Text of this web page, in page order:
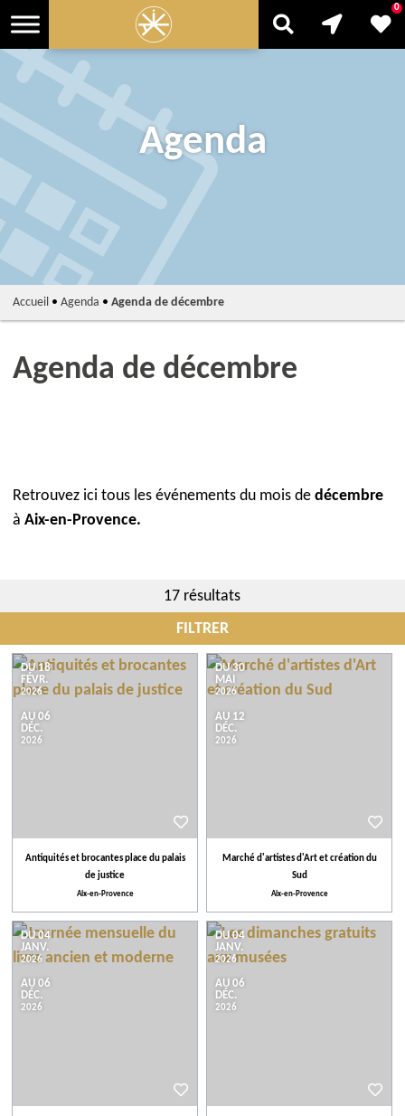
Agenda
0
Accueil• Agenda • Agenda de décembre
Agenda de décembre
Retrouvez ici tous les événements du mois de décembre
à Aix-en-Provence.
17 résultats
FILTRER
Évènements
Notre sélection
DU 18
FÉVR.
2026
AU 06
DÉC.
2026
Antiquités et brocantes place du palais
de justice
Aix-en-Provence
DU 30
MAI
2026
AU 12
DÉC.
2026
Marché d'artistes d'Art et création du
Sud
Aix-en-Provence
DU 04
JANV.
2026
AU 06
DÉC.
2026
DU 04
JANV.
2026
AU 06
DÉC.
2026